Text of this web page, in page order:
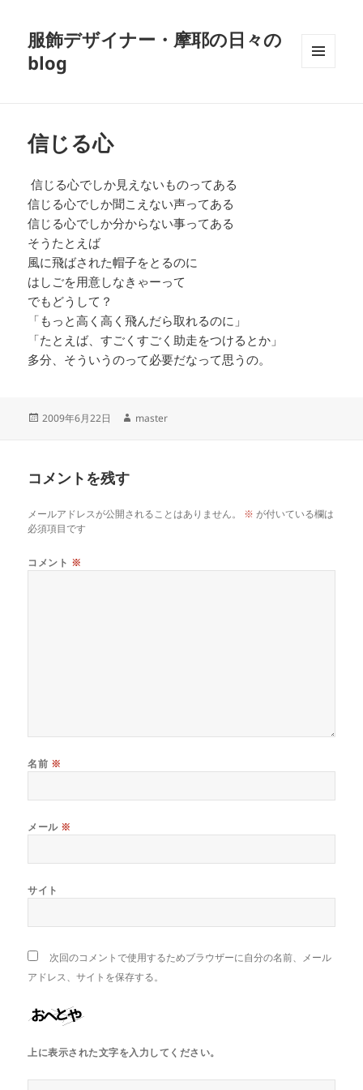
服飾デザイナー・摩耶の日々の
blog
信じる心
信じる心でしか見えないものってある
信じる心でしか聞こえない声ってある
信じる心でしか分からない事ってある
そうたとえば
風に飛ばされた帽子をとるのに
はしごを用意しなきゃーって
でもどうして？
「もっと高く高く飛んだら取れるのに」
「たとえば、すごくすごく助走をつけるとか」
多分、そういうのって必要だなって思うの。
投
2009年6月22日
作
master
コメントを残す
メールアドレスが公開されることはありません。 ※ が付いている欄は
必須項目です
コメント ※
名前 ※
メール ※
サイト
次回のコメントで使用するためブラウザーに自分の名前、メール
アドレス、サイトを保存する。
上に表示された文字を入力してください。